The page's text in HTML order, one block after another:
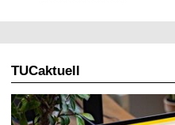
TUCaktuell